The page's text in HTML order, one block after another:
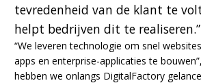
tevredenheid van de klant te
helpt bedrijven dit te realiseren.”
“We leveren technologie om snel
apps en enterprise-applicaties te
hebben we onlangs DigitalFactory